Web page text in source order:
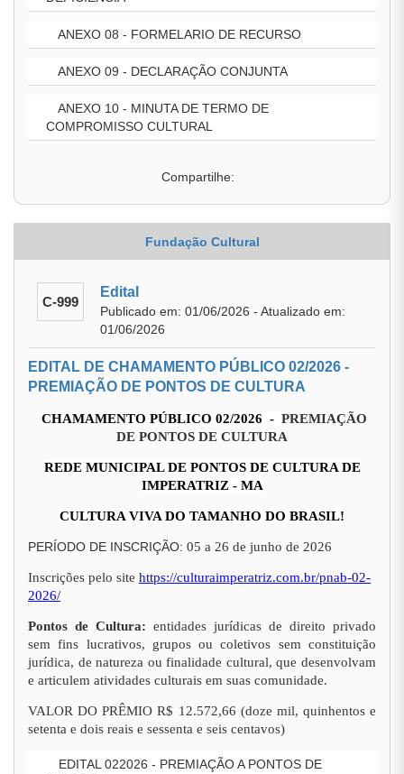
ANEXO 08 - FORMELARIO DE RECURSO
ANEXO 09 - DECLARAÇÃO CONJUNTA
ANEXO 10 - MINUTA DE TERMO DE
COMPROMISSO CULTURAL
Compartilhe:
Fundação Cultural
C-999
Edital
Publicado em: 01/06/2026 - Atualizado em:
01/06/2026
EDITAL DE CHAMAMENTO PÚBLICO 02/2026 -
PREMIAÇÃO DE PONTOS DE CULTURA
CHAMAMENTO PÚBLICO 02/2026 - PREMIAÇÃO
DE PONTOS DE CULTURA
REDE MUNICIPAL DE PONTOS DE CULTURA DE
IMPERATRIZ - MA
CULTURA VIVA DO TAMANHO DO BRASIL!
PERÍODO DE INSCRIÇÃO: 05 a 26 de junho de 2026
Inscrições pelo site https://culturaimperatriz.com.br/pnab-02-
2026/
Pontos de Cultura: entidades jurídicas de direito privado
sem fins lucrativos, grupos ou coletivos sem constituição
jurídica, de natureza ou finalidade cultural, que desenvolvam
e articulem atividades culturais em suas comunidade.
VALOR DO PRÊMIO R$ 12.572,66 (doze mil, quinhentos e
setenta e dois reais e sessenta e seis centavos)
EDITAL 022026 - PREMIAÇÃO A PONTOS DE